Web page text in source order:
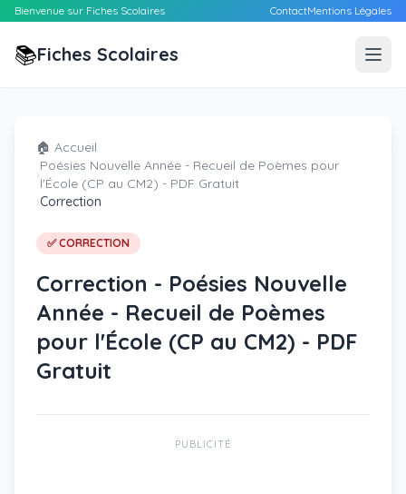
Bienvenue sur Fiches Scolaires ContactMentions Légales
📚Fiches Scolaires
🏠 Accueil
›
Poésies Nouvelle Année - Recueil de Poèmes pour
l'École (CP au CM2) - PDF Gratuit
›Correction
✅ CORRECTION
Correction - Poésies Nouvelle
Année - Recueil de Poèmes
pour l'École (CP au CM2) - PDF
Gratuit
PUBLICITÉ